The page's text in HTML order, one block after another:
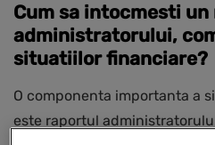
Cum sa intocmesti
administratorului,
situatiilor financiare?
O componenta importanta a
este raportul